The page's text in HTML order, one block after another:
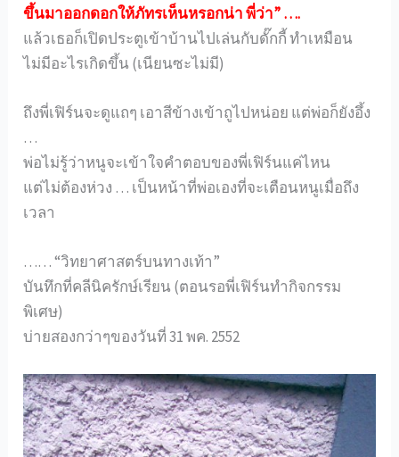
ขึ้นมาออกดอกให้ภัทรเห็นหรอกน่า พี่ว่า” ….
แล้วเธอก็เปิดประตูเข้าบ้านไปเล่นกับดั๊กกี้ ทำเหมือน
ไม่มีอะไรเกิดขึ้น (เนียนซะไม่มี)
ถึงพี่เฟิร์นจะดูแถๆ เอาสีข้างเข้าถูไปหน่อย แต่พ่อก็ยังอึ้ง
…
พ่อไม่รู้ว่าหนูจะเข้าใจคำตอบของพี่เฟิร์นแค่ไหน
แต่ไม่ต้องห่วง … เป็นหน้าที่พ่อเองที่จะเตือนหนูเมื่อถึง
เวลา
…… “วิทยาศาสตร์บนทางเท้า”
บันทึกที่คลีนิครักษ์เรียน (ตอนรอพี่เฟิร์นทำกิจกรรม
พิเศษ)
บ่ายสองกว่าๆของวันที่ 31 พค. 2552